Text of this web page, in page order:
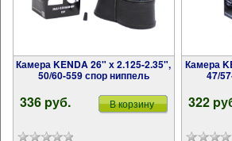
Камера KENDA 26" х 2.125-2.35",
50/60-559 спор ниппель
336 pуб. В корзину
Камера KENDA 26" х 1.75-2.125",
47/
322